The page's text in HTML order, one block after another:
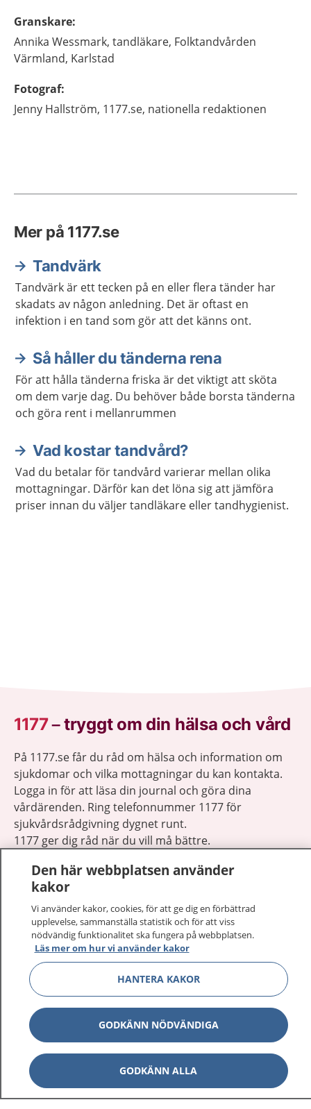
Granskare:
Annika Wessmark, tandläkare, Folktandvården
Värmland, Karlstad
Fotograf:
Jenny Hallström, 1177.se, nationella redaktionen
Mer på 1177.se
Tandvärk
Tandvärk är ett tecken på en eller flera tänder har
skadats av någon anledning. Det är oftast en
infektion i en tand som gör att det känns ont.
Så håller du tänderna rena
För att hålla tänderna friska är det viktigt att sköta
om dem varje dag. Du behöver både borsta tänderna
och göra rent i mellanrummen
Vad kostar tandvård?
Vad du betalar för tandvård varierar mellan olika
mottagningar. Därför kan det löna sig att jämföra
priser innan du väljer tandläkare eller tandhygienist.
1177–tryggt om din hälsa och vård
På 1177.se får du råd om hälsa och information om
sjukdomar och vilka mottagningar du kan kontakta.
Logga in för att läsa din journal och göra dina
vårdärenden. Ring telefonnummer 1177 för
sjukvårdsrådgivning dygnet runt.
1177 ger dig råd när du vill må bättre.
1177 på flera språk
Om 1177 Visa
Kontakt
Behandling av personuppgifter
Hantering av kakor
Den här webbplatsen använder
kakor
Vi använder kakor, cookies, för att ge dig en förbättrad
upplevelse, sammanställa statistik och för att viss
nödvändig funktionalitet ska fungera på webbplatsen.
Läs mer om hur vi använder kakor
HANTERA KAKOR
GODKÄNN NÖDVÄNDIGA
GODKÄNN ALLA